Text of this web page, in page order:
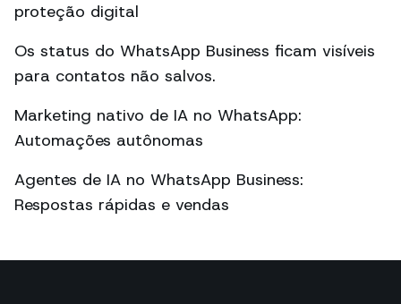
proteção digital
Os status do WhatsApp Business ficam visíveis
para contatos não salvos.
Marketing nativo de IA no WhatsApp:
Automações autônomas
Agentes de IA no WhatsApp Business:
Respostas rápidas e vendas